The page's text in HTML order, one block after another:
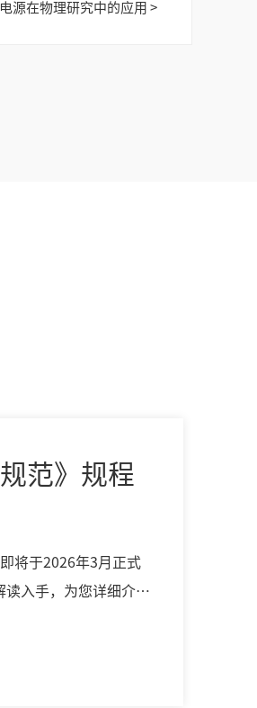
源在物理研究中的应用 >
范》规程
将于2026年3月正式
读入手，为您详细介绍